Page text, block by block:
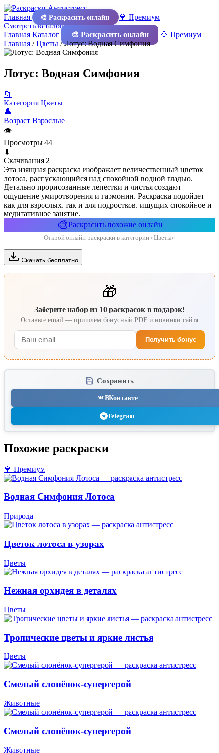
Главная 🎨 Раскрасить онлайн
💎 Премиум
Смотреть каталог
Главная Каталог 🎨 Раскрасить онлайн
💎 Премиум
Главная /Цветы /Лотус: Водная Симфония
Лотус: Водная Симфония
📁
Категория Цветы
👤
Возраст Взрослые
👁
Просмотры 44
⬇
Скачивания 2
Эта изящная раскраска изображает величественный цветок
лотоса, распускающийся над спокойной водной гладью.
Детально прорисованные лепестки и листья создают
ощущение умиротворения и гармонии. Раскраска подойдет
как для взрослых, так и для подростков, ищущих спокойное и
медитативное занятие.
🎨Раскрасить похожие онлайн
Открой онлайн-раскраски в категории «Цветы»
Скачать бесплатно
🎁
Заберите набор из 10 раскрасок в подарок!
Оставьте email — пришлём бонусный PDF и новинки сайта
Получить бонус
Сохранить
ВКонтакте
Telegram
Похожие раскраски
💎 Премиум
Водная Симфония Лотоса
Природа
Цветок лотоса в узорах
Цветы
Нежная орхидея в деталях
Цветы
Тропические цветы и яркие листья
Цветы
Смелый слонёнок-супергерой
Животные
Смелый слонёнок-супергерой
Животные